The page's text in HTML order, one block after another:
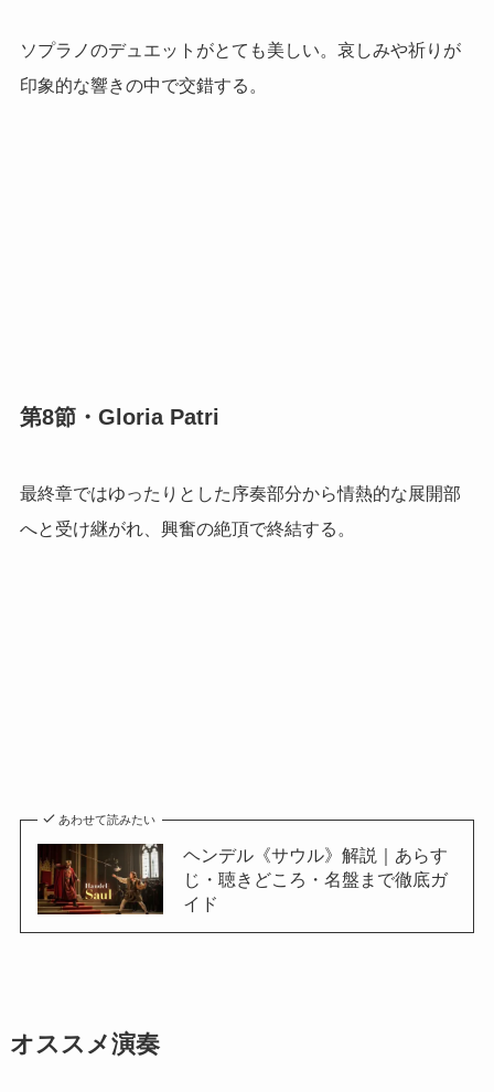
ソプラノのデュエットがとても美しい。哀しみや祈りが
印象的な響きの中で交錯する。
第8節・Gloria Patri
最終章ではゆったりとした序奏部分から情熱的な展開部
へと受け継がれ、興奮の絶頂で終結する。
あわせて読みたい
ヘンデル《サウル》解説｜あらす
じ・聴きどころ・名盤まで徹底ガ
イド
オススメ演奏